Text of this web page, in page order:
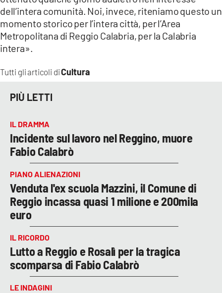
Tutti gli articoli diCultura
dell’intera comunità. Noi, invece, riteniamo questo un
momento storico per l’intera città, per l’Area
Metropolitana di Reggio Calabria, per la Calabria
intera».
PIÙ LETTI
IL DRAMMA
Incidente sul lavoro nel Reggino, muore
Fabio Calabrò
PIANO ALIENAZIONI
Venduta l'ex scuola Mazzini, il Comune di
Reggio incassa quasi 1 milione e 200mila
euro
IL RICORDO
Lutto a Reggio e Rosalì per la tragica
scomparsa di Fabio Calabrò
LE INDAGINI